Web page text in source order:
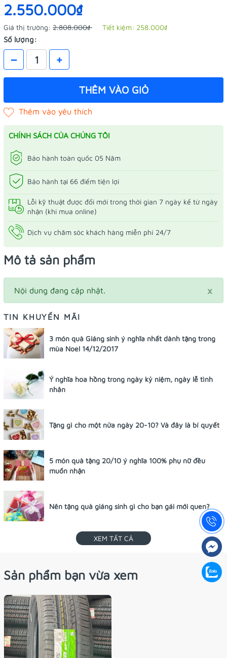
2.550.000₫
Giá thị trường: 2.808.000₫ Tiết kiệm: 258.000₫
Số lượng:
– +
THÊM VÀO GIỎ
CHÍNH SÁCH CỦA CHÚNG TÔI
Bảo hành toàn quốc 05 Năm
Bảo hành tại 66 điểm tiện lợi
Lỗi kỹ thuật được đổi mới trong thời gian 7 ngày kể từ ngày
nhận (khi mua online)
Dịch vụ chăm sóc khách hàng miễn phí 24/7
Mô tả sản phẩm
×
Nội dung đang cập nhật.
TIN KHUYẾN MÃI
3 món quà Giáng sinh ý nghĩa nhất dành tặng trong
mùa Noel 14/12/2017
Ý nghĩa hoa hồng trong ngày kỷ niệm, ngày lễ tình
nhân
Tặng gì cho một nửa ngày 20-10? Và đây là bí quyết
5 món quà tặng 20/10 ý nghĩa 100% phụ nữ đều
muốn nhận
Nên tặng quà giáng sinh gì cho bạn gái mới quen?
XEM TẤT CẢ
Sản phẩm bạn vừa xem